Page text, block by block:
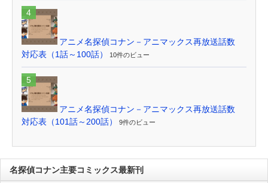
アニメ名探偵コナン－アニマックス再放送話数
対応表（1話～100話）
10件のビュー
アニメ名探偵コナン－アニマックス再放送話数
対応表（101話～200話）
9件のビュー
名探偵コナン主要コミックス最新刊